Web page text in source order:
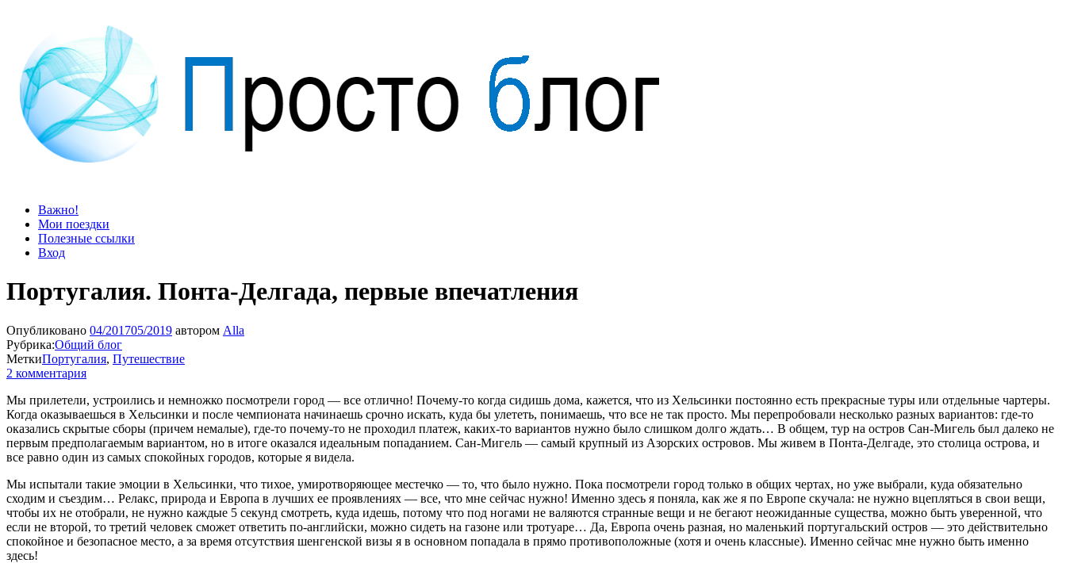
Просто блог
Мир удивительней, чем кажется
Важно!
Мои поездки
Полезные ссылки
Вход
Португалия. Понта-Делгада, первые впечатления
Опубликовано 04/201705/2019 автором Alla
Рубрика:Общий блог
МеткиПортугалия, Путешествие
2 комментария
Мы прилетели, устроились и немножко посмотрели город — все отлично! Почему-то когда сидишь дома, кажется, что из Хельсинки постоянно есть прекрасные туры или отдельные чартеры.
Когда оказываешься в Хельсинки и после чемпионата начинаешь срочно искать, куда бы улететь, понимаешь, что все не так просто. Мы перепробовали несколько разных вариантов: где-то
оказались скрытые сборы (причем немалые), где-то почему-то не проходил платеж, каких-то вариантов нужно было слишком долго ждать… В общем, тур на остров Сан-Мигель был далеко не
первым предполагаемым вариантом, но в итоге оказался идеальным попаданием. Сан-Мигель — самый крупный из Азорских островов. Мы живем в Понта-Делгаде, это столица острова, и
все равно один из самых спокойных городов, которые я видела.
Мы испытали такие эмоции в Хельсинки, что тихое, умиротворяющее местечко — то, что было нужно. Пока посмотрели город только в общих чертах, но уже выбрали, куда обязательно
сходим и съездим… Релакс, природа и Европа в лучших ее проявлениях — все, что мне сейчас нужно! Именно здесь я поняла, как же я по Европе скучала: не нужно вцепляться в свои вещи,
чтобы их не отобрали, не нужно каждые 5 секунд смотреть, куда идешь, потому что под ногами не валяются странные вещи и не бегают неожиданные существа, можно быть уверенной, что
если не второй, то третий человек сможет ответить по-английски, можно сидеть на газоне или тротуаре… Да, Европа очень разная, но маленький португальский остров — это действительно
спокойное и безопасное место, а за время отсутствия шенгенской визы я в основном попадала в прямо противоположные (хотя и очень классные). Именно сейчас мне нужно быть именно
здесь!